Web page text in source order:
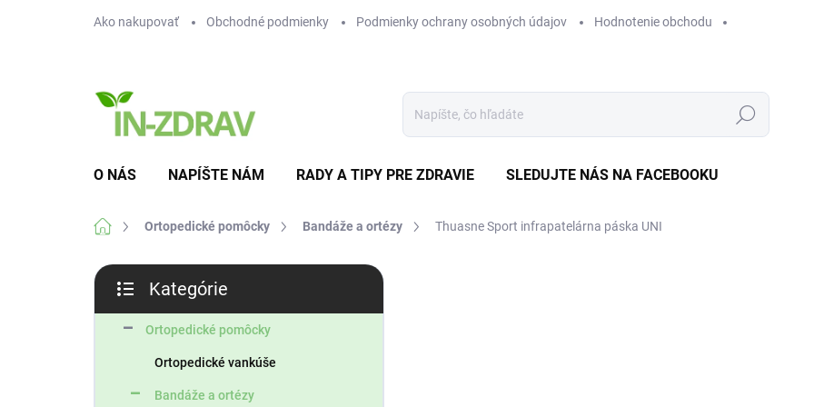
Ako nakupovať Obchodné podmienky Podmienky ochrany osobných údajov Hodnotenie obchodu
Hľadať
O NÁS NAPÍŠTE NÁM RADY A TIPY PRE ZDRAVIE SLEDUJTE NÁS NA FACEBOOKU
DomovOrtopedické pomôcky Bandáže a ortézy Thuasne Sport infrapatelárna páska UNI
B
č
kategórie
Kategórie
Ortopedické pomôcky
Ortopedické vankúše
Bandáže a ortézy